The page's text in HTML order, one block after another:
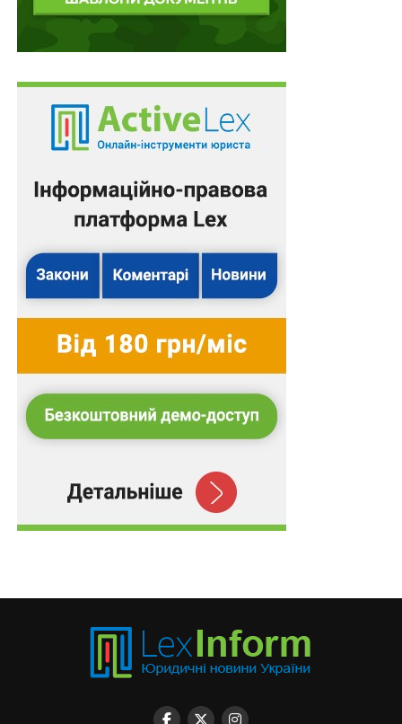
реалізацію державної політики з виробництва,
транспортування і споживання біометану;
біометану:
– надання інформації про доцільність споживання
біометану як одного із способів зменшення викидів
– популяризація виробництва і споживання біометану
як екологічно чистого виду палива, забезпечення
представлення сировинного потенціалу для
виробництва біометану в Україні.
Також зверніть увагунаПравові позиції Верховного
Суду щодо кримінальних правопорушень, пов’язаних
з війною,та збірник
Воєнний стан. Всі нормативні
ресурси
Схожі статті:
Україна оскаржує рішення про поновлення
Україна доєднається до Рекомендації ОЕСР
щодо публічних адміністративних послуг